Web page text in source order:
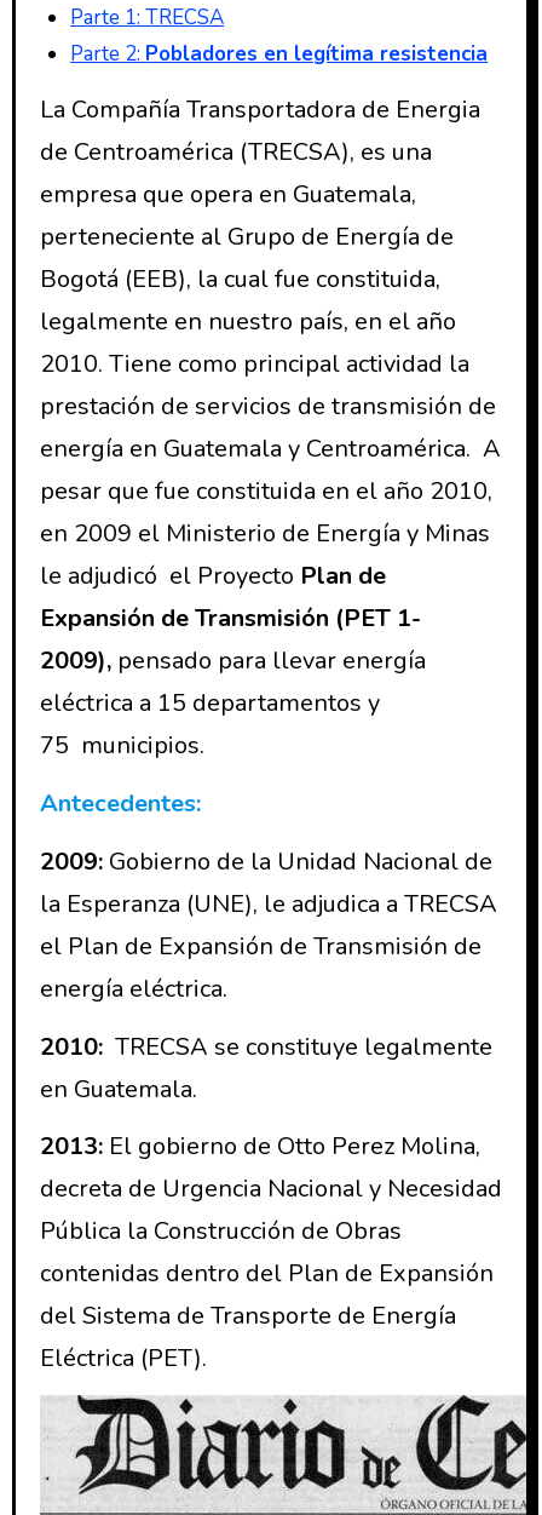
Parte 1: TRECSA
Parte 2: Pobladores en legítima resistencia
La Compañía Transportadora de Energia
de Centroamérica (TRECSA), es una
empresa que opera en Guatemala,
perteneciente al Grupo de Energía de
Bogotá (EEB), la cual fue constituida,
legalmente en nuestro país, en el año
2010. Tiene como principal actividad la
prestación de servicios de transmisión de
energía en Guatemala y Centroamérica. A
pesar que fue constituida en el año 2010,
en 2009 el Ministerio de Energía y Minas
le adjudicó el Proyecto Plan de
Expansión de Transmisión (PET 1-
2009),pensado para llevar energía
eléctrica a 15 departamentos y
75 municipios.
Antecedentes:
2009: Gobierno de la Unidad Nacional de
la Esperanza (UNE), le adjudica a TRECSA
el Plan de Expansión de Transmisión de
energía eléctrica.
2010: TRECSA se constituye legalmente
en Guatemala.
2013:El gobierno de Otto Perez Molina,
decreta de Urgencia Nacional y Necesidad
Pública la Construcción de Obras
contenidas dentro del Plan de Expansión
del Sistema de Transporte de Energía
Eléctrica (PET).